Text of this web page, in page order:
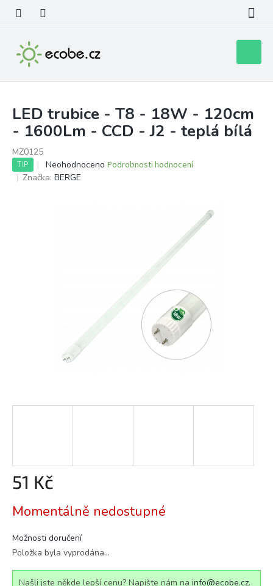
obsah
košík
LED trubice - T8 - 18W - 120cm
- 1600Lm - CCD - J2 - teplá bílá
MZ0125
TIP
Průměrné
hodnocení
Neohodnoceno Podrobnosti hodnocení
Značka: BERGE
51 Kč
cena:
Momentálně nedostupné
Možnosti doručení
Položka byla vyprodána…
Našli jste někde lepší cenu? Napište nám na info@ecobe.cz.